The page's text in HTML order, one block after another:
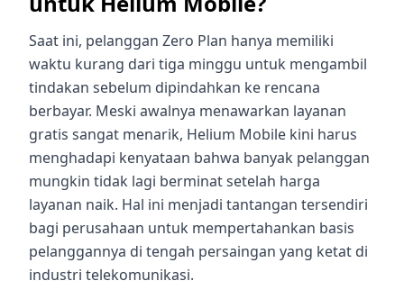
Saat ini, pelanggan Zero Plan hanya memiliki
waktu kurang dari tiga minggu untuk mengambil
tindakan sebelum dipindahkan ke rencana
berbayar. Meski awalnya menawarkan layanan
gratis sangat menarik, Helium Mobile kini harus
menghadapi kenyataan bahwa banyak pelanggan
mungkin tidak lagi berminat setelah harga
layanan naik. Hal ini menjadi tantangan tersendiri
bagi perusahaan untuk mempertahankan basis
pelanggannya di tengah persaingan yang ketat di
industri telekomunikasi.